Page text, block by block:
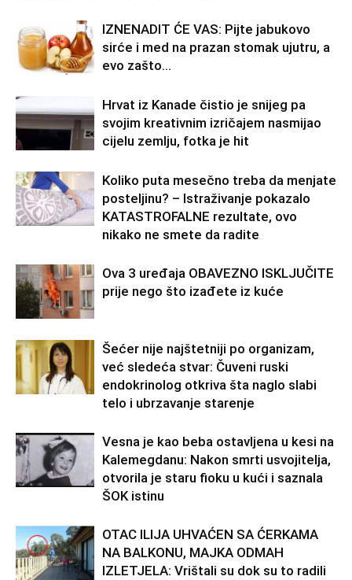
IZNENADIT ĆE VAS: Pijte jabukovo
sirće i med na prazan stomak ujutru, a
evo zašto…
Hrvat iz Kanade čistio je snijeg pa
svojim kreativnim izričajem nasmijao
cijelu zemlju, fotka je hit
Koliko puta mesečno treba da menjate
posteljinu? – Istraživanje pokazalo
KATASTROFALNE rezultate, ovo
nikako ne smete da radite
Ova 3 uređaja OBAVEZNO ISKLJUČITE
prije nego što izađete iz kuće
Šećer nije najštetniji po organizam,
već sledeća stvar: Čuveni ruski
endokrinolog otkriva šta naglo slabi
telo i ubrzavanje starenje
Vesna je kao beba ostavljena u kesi na
Kalemegdanu: Nakon smrti usvojitelja,
otvorila je staru fioku u kući i saznala
ŠOK istinu
OTAC ILIJA UHVAĆEN SA ĆERKAMA
NA BALKONU, MAJKA ODMAH
IZLETJELA: Vrištali su dok su to radili